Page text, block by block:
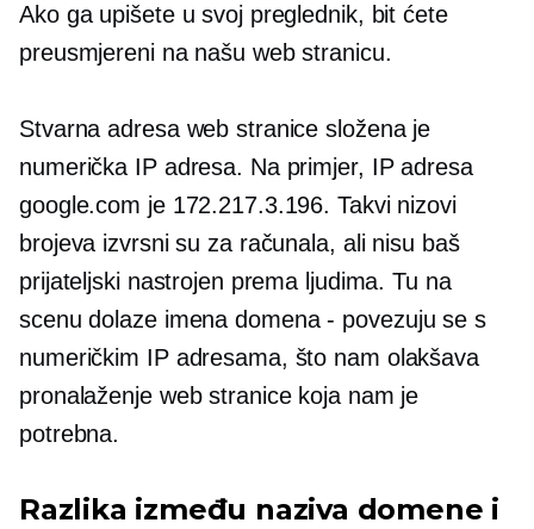
Ako ga upišete u svoj preglednik, bit ćete
preusmjereni na našu web stranicu.
Stvarna adresa web stranice složena je
numerička IP adresa. Na primjer, IP adresa
google.com je 172.217.3.196. Takvi nizovi
brojeva izvrsni su za računala, ali nisu baš
prijateljski nastrojen prema ljudima. Tu na
scenu dolaze imena domena- povezuju se s
numeričkim IP adresama, što nam olakšava
pronalaženje web stranice koja nam je
potrebna.
Razlika između naziva domene i